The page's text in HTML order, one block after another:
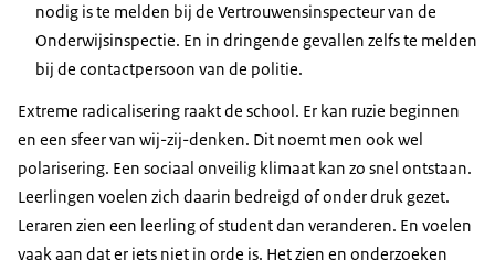
nodig is te melden bij de Vertrouwensinspecteur van de
Onderwijsinspectie. En in dringende gevallen zelfs te melden
bij de contactpersoon van de politie.
Extreme radicalisering raakt de school. Er kan ruzie beginnen
en een sfeer van wij-zij-denken. Dit noemt men ook wel
polarisering. Een sociaal onveilig klimaat kan zo snel ontstaan.
Leerlingen voelen zich daarin bedreigd of onder druk gezet.
Leraren zien een leerling of student dan veranderen. En voelen
vaak aan dat er iets niet in orde is. Het zien en onderzoeken